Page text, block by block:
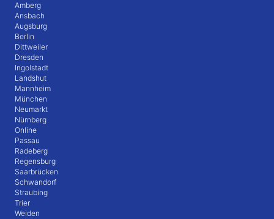
Amberg
Ansbach
Augsburg
Berlin
Dittweiler
Dresden
Ingolstadt
Landshut
Mannheim
München
Neumarkt
Nürnberg
Online
Passau
Radeberg
Regensburg
Saarbrücken
Schwandorf
Straubing
Trier
Weiden